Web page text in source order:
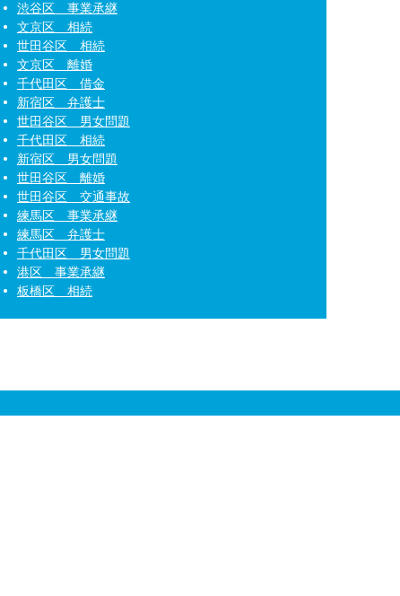
渋谷区 事業承継
文京区 相続
世田谷区 相続
文京区 離婚
千代田区 借金
新宿区 弁護士
世田谷区 男女問題
千代田区 相続
新宿区 男女問題
世田谷区 離婚
世田谷区 交通事故
練馬区 事業承継
練馬区 弁護士
千代田区 男女問題
港区 事業承継
板橋区 相続